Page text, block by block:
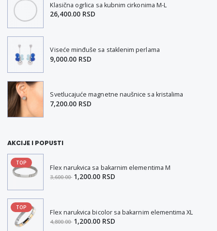
Klasična ogrlica sa kubnim cirkonima M-L
26,400.00 RSD
Viseće minđuše sa staklenim perlama
9,000.00 RSD
Svetlucajuće magnetne naušnice sa kristalima
7,200.00 RSD
AKCIJE I POPUSTI
TOP
Flex narukvica sa bakarnim elementima M
3,600.00 1,200.00 RSD
TOP
Flex narukvica bicolor sa bakarnim elementima XL
4,800.00 1,200.00 RSD